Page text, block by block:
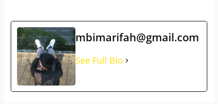
mbimarifah@gmail.com
See Full Bio